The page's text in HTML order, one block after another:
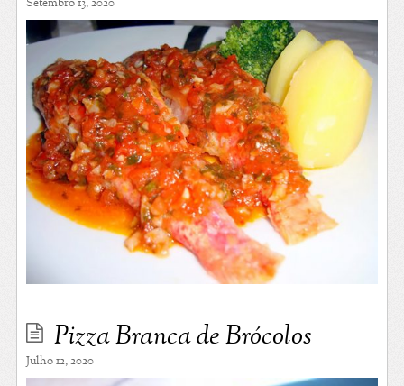
Setembro 13, 2020
Pizza Branca de Brócolos
Julho 12, 2020